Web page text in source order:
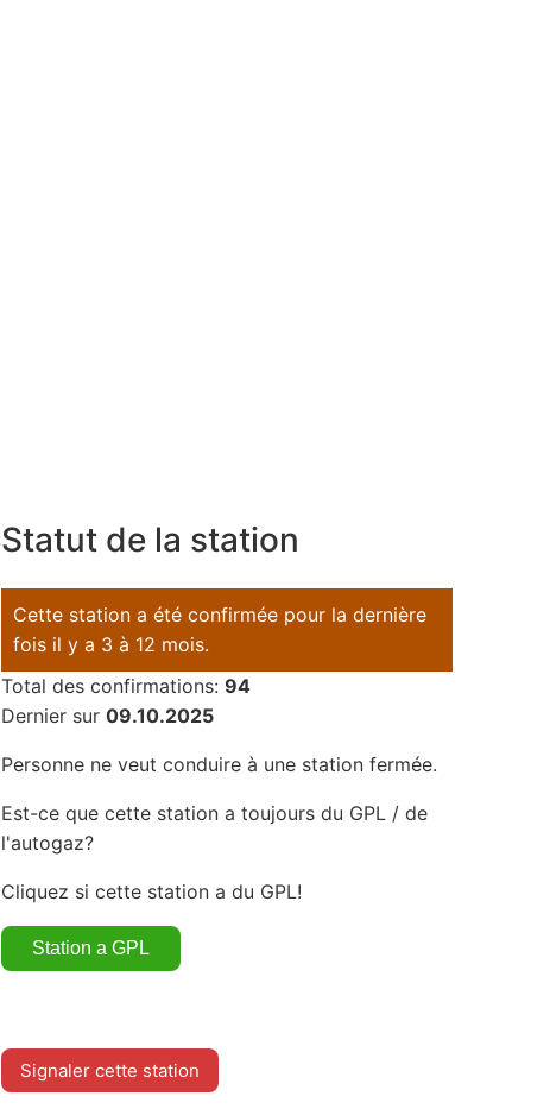
Statut de la station
Cette station a été confirmée pour la dernière
fois il y a 3 à 12 mois.
Total des confirmations: 94
Dernier sur 09.10.2025
Personne ne veut conduire à une station fermée.
Est-ce que cette station a toujours du GPL / de
l'autogaz?
Cliquez si cette station a du GPL!
Signaler cette station